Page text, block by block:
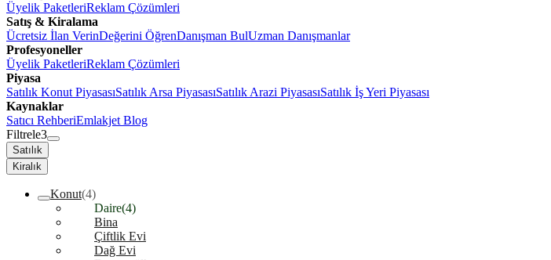
Üyelik PaketleriReklam Çözümleri
Satış & Kiralama
Ücretsiz İlan VerinDeğerini ÖğrenDanışman BulUzman Danışmanlar
Profesyoneller
Üyelik PaketleriReklam Çözümleri
Piyasa
Satılık Konut PiyasasıSatılık Arsa PiyasasıSatılık Arazi PiyasasıSatılık İş Yeri Piyasası
Kaynaklar
Satıcı RehberiEmlakjet Blog
Filtrele3
Satılık
Kiralık
Konut(4)
Daire(4)
Bina
Çiftlik Evi
Dağ Evi